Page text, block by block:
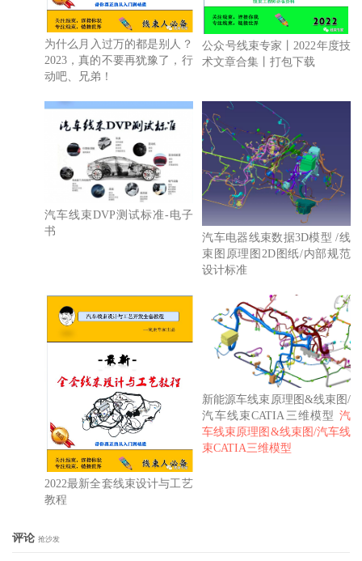
为什么月入过万的都是别人？
2023，真的不要再犹豫了，行
动吧、兄弟！
公众号线束专家丨2022年度技
术文章合集丨打包下载
汽车线束DVP测试标准-电子
书
汽车电器线束数据3D模型 /线
束图原理图2D图纸/内部规范
设计标准
2022最新全套线束设计与工艺
教程
新能源车线束原理图&线束图/
汽车线束CATIA三维模型 汽
车线束原理图&线束图/汽车线
束CATIA三维模型
评论 抢沙发